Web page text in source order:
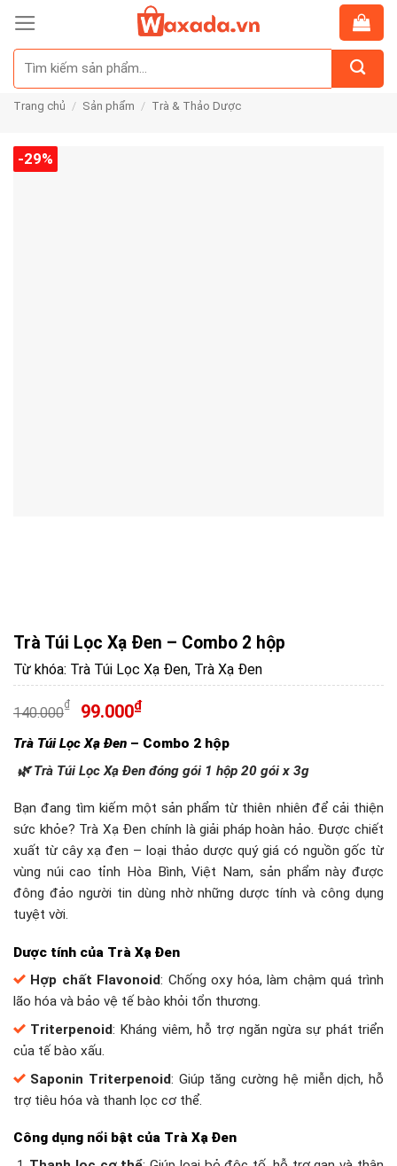
Skip
content
Trang chủ / Sản phẩm / Trà & Thảo Dược
-29%
Trà Túi Lọc Xạ Đen – Combo 2 hộp
Từ khóa: Trà Túi Lọc Xạ Đen, Trà Xạ Đen
140.000
₫ 99.000₫
Trà Túi Lọc Xạ Đen – Combo 2 hộp
🌿 Trà Túi Lọc Xạ Đen đóng gói 1 hộp 20 gói x 3g
Bạn đang tìm kiếm một sản phẩm từ thiên nhiên để cải thiện
sức khỏe? Trà Xạ Đen chính là giải pháp hoàn hảo. Được chiết
xuất từ cây xạ đen – loại thảo dược quý giá có nguồn gốc từ
vùng núi cao tỉnh Hòa Bình, Việt Nam, sản phẩm này được
đông đảo người tin dùng nhờ những dược tính và công dụng
tuyệt vời.
Dược tính của Trà Xạ Đen
Hợp chất Flavonoid: Chống oxy hóa, làm chậm quá trình
lão hóa và bảo vệ tế bào khỏi tổn thương.
Triterpenoid: Kháng viêm, hỗ trợ ngăn ngừa sự phát triển
của tế bào xấu.
Saponin Triterpenoid: Giúp tăng cường hệ miễn dịch, hỗ
trợ tiêu hóa và thanh lọc cơ thể.
Công dụng nổi bật của Trà Xạ Đen